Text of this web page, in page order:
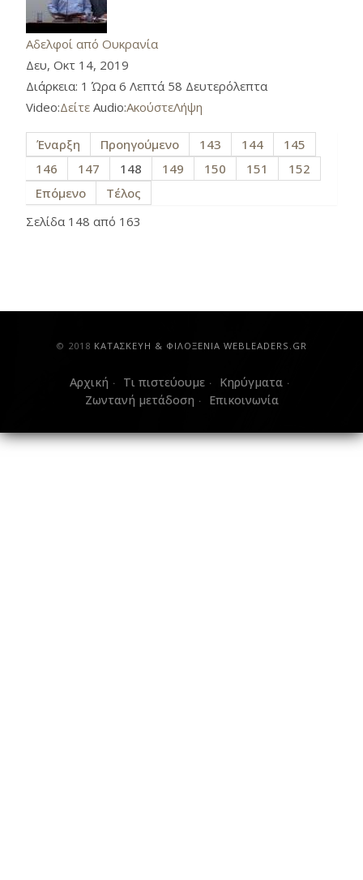
Αδελφοί από Ουκρανία
Δευ, Οκτ 14, 2019
Διάρκεια: 1 Ώρα 6 Λεπτά 58 Δευτερόλεπτα
Video:Δείτε Audio:ΑκούστεΛήψη
Έναρξη Προηγούμενο 143 144
145
146
147 148 149 150 151
152
Επόμενο
Τέλος
Σελίδα 148 από 163
Αρχική Τι πιστεύουμε
Κηρύγματα
Ζωντανή μετάδοση
Επικοινωνία
© 2018 ΚAΤΑΣΚΕΥΗ & ΦΙΛΟΞΕΝΙΑ WEBLEADERS.GR